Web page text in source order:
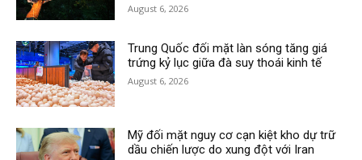
August 6, 2026
Trung Quốc đối mặt làn sóng tăng giá
trứng kỷ lục giữa đà suy thoái kinh tế
August 6, 2026
Mỹ đối mặt nguy cơ cạn kiệt kho dự trữ
dầu chiến lược do xung đột với Iran